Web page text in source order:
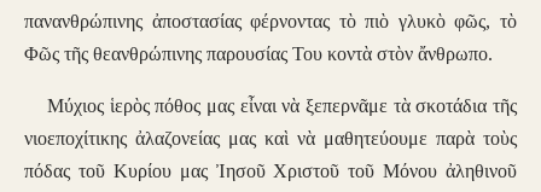
πανανθρώπινης ἀποστασίας φέρνοντας τὸ πιὸ γλυκὸ φῶς, τὸ
Φῶς τῆς θεανθρώπινης παρουσίας Του κοντὰ στὸν ἄνθρωπο.
Μύχιος ἱερὸς πόθος μας εἶναι νὰ ξεπερνᾶμε τὰ σκοτάδια τῆς
νιοεποχίτικης ἀλαζονείας μας καὶ νὰ μαθητεύουμε παρὰ τοὺς
πόδας τοῦ Κυρίου μας Ἰησοῦ Χριστοῦ τοῦ Μόνου ἀληθινοῦ